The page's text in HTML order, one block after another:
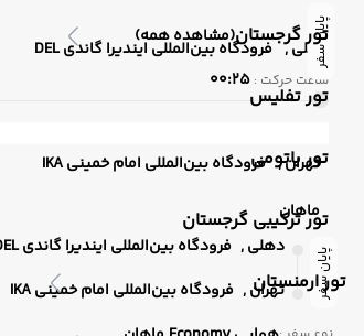
تور گرجستان(مشاهده همه)
تور تفلیس
تور باتومی
تور ترکیبی گرجستان
تور ارمنستان
پایان سفر
دهلی , فرودگاه بین‌المللی ایندیرا گاندی DEL
ساعت حرکت : 00:25
تهران , فرودگاه بین‌المللی امام خمینی IKA
ماهان
پایان سفر دهلی , فرودگاه بین‌المللی ایندیرا گاندی DEL
تهران , فرودگاه بین‌المللی امام خمینی IKA